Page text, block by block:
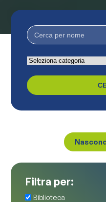
Filtra per:
Biblioteca